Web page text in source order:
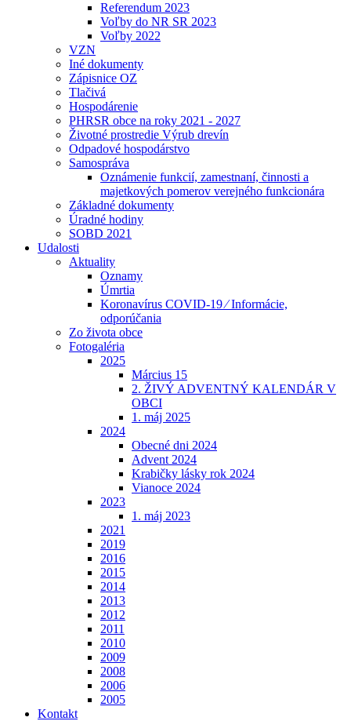
Referendum 2023
Voľby do NR SR 2023
Voľby 2022
VZN
Iné dokumenty
Zápisnice OZ
Tlačivá
Hospodárenie
PHRSR obce na roky 2021 - 2027
Životné prostredie Výrub drevín
Odpadové hospodárstvo
Samospráva
Oznámenie funkcií, zamestnaní, činnosti a
majetkových pomerov verejného funkcionára
Základné dokumenty
Úradné hodiny
SOBD 2021
Udalosti
Aktuality
Oznamy
Úmrtia
Koronavírus COVID-19 ⁄ Informácie,
odporúčania
Zo života obce
Fotogaléria
2025
Március 15
2. ŽIVÝ ADVENTNÝ KALENDÁR V
OBCI
1. máj 2025
2024
Obecné dni 2024
Advent 2024
Krabičky lásky rok 2024
Vianoce 2024
2023
1. máj 2023
2021
2019
2016
2015
2014
2013
2012
2011
2010
2009
2008
2006
2005
Kontakt